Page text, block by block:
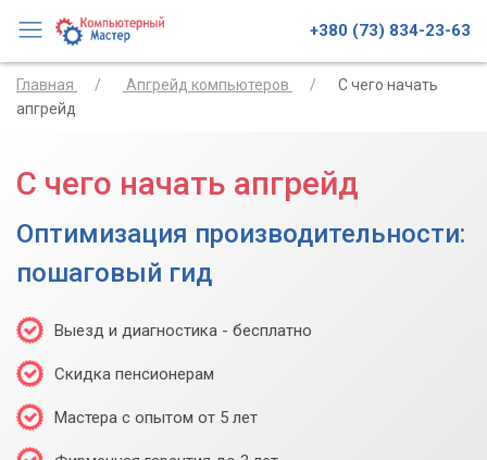
+380 (73) 834-23-63
Главная Апгрейд компьютеров
С чего начать
апгрейд
С чего начать апгрейд
Оптимизация производительности:
пошаговый гид
Выезд и диагностика - бесплатно
Скидка пенсионерам
Мастера с опытом от 5 лет